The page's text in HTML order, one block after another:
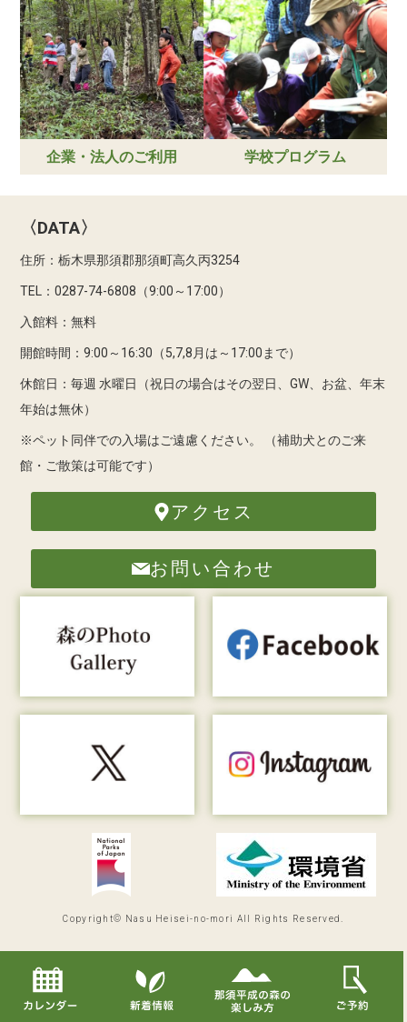
企業・法人のご利用 学校プログラム
〈DATA〉
住所：栃木県那須郡那須町高久丙3254
TEL：0287-74-6808（9:00～17:00）
入館料：無料
開館時間：9:00～16:30（5,7,8月は～17:00まで）
休館日：毎週 水曜日（祝日の場合はその翌日、GW、お盆、年末
年始は無休）
※ペット同伴での入場はご遠慮ください。
（補助犬とのご来
館・ご散策は可能です）
アクセス
お問い合わせ
Copyright© Nasu Heisei-no-mori All Rights Reserved.